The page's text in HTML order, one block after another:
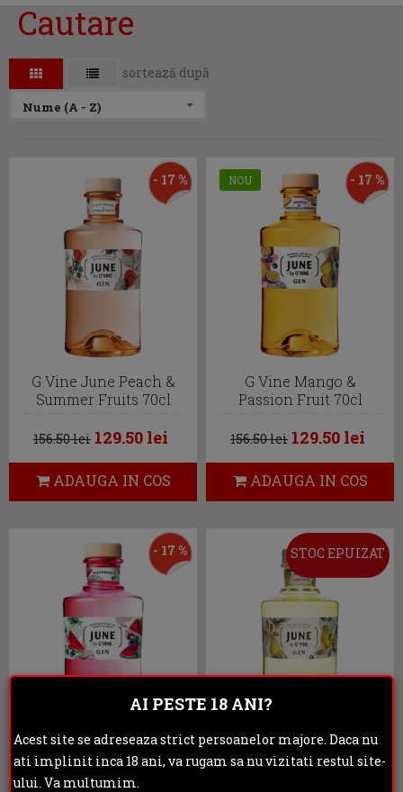
Cautare
sortează după
Nume (A - Z)
- 17 %
G Vine June Peach &
Summer Fruits 70cl
156.50 lei 129.50 lei
ADAUGA IN COS
NOU - 17 %
G Vine Mango &
Passion Fruit 70cl
156.50 lei 129.50 lei
ADAUGA IN COS
- 17 %
G Vine June
Watermelon 0.7L
STOC EPUIZAT
G Vine June Royal
Pear & Cardamom 70cl
AI PESTE 18 ANI?
Acest site se adreseaza strict persoanelor majore. Daca nu
ati implinit inca 18 ani, va rugam sa nu vizitati restul site-
ului. Va multumim.